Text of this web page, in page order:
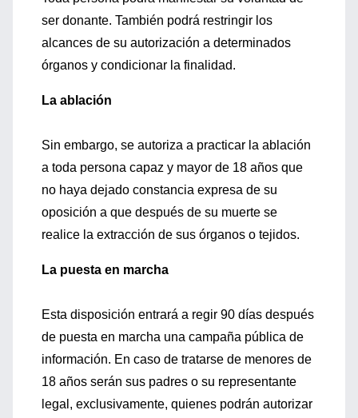
ser donante. También podrá restringir los
alcances de su autorización a determinados
órganos y condicionar la finalidad.
La ablación
Sin embargo, se autoriza a practicar la ablación
a toda persona capaz y mayor de 18 años que
no haya dejado constancia expresa de su
oposición a que después de su muerte se
realice la extracción de sus órganos o tejidos.
La puesta en marcha
Esta disposición entrará a regir 90 días después
de puesta en marcha una campaña pública de
información. En caso de tratarse de menores de
18 años serán sus padres o su representante
legal, exclusivamente, quienes podrán autorizar